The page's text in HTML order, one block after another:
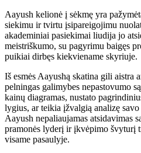
Aayush kelionė į sėkmę yra
siekimu ir tvirtu įsipareigojimu
akademiniai pasiekimai liudija jo
meistriškumo, su pagyrimu baigęs
puikiai dirbęs kiekviename skyriuje.
Iš esmės Aayushą skatina gili aistra
pelningas galimybes nepastovumo
kainų diagramas, nustato
lygius, ar teikia įžvalgią analizę
Aayush nepaliaujamas atsidavimas
pramonės lyderį ir įkvėpimo švyturį
visame pasaulyje.